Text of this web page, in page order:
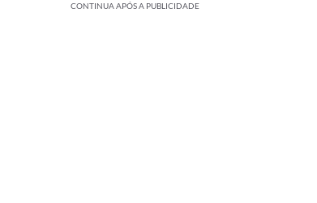
CONTINUA APÓS A PUBLICIDADE